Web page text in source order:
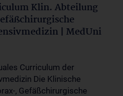
Klin. Abteilung
| MedUni
Curriculum der
Die Klinische
, Gefäßchirurgische